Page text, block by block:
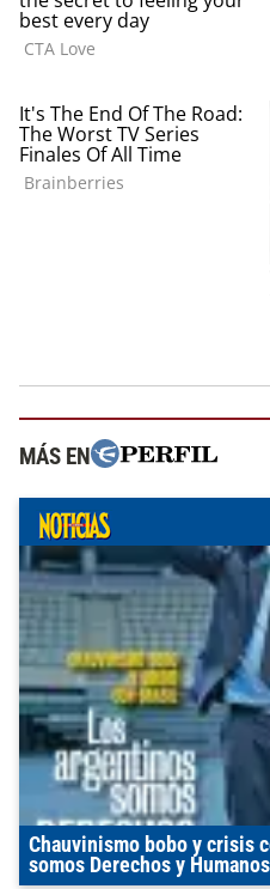
MÁS EN
Chauvinismo bobo y crisis
somos Derechos y Humanos